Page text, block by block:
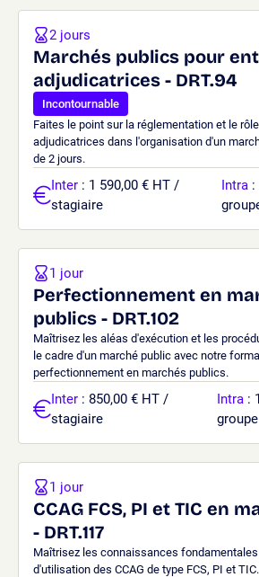
Marchés publics pour
adjudicatrices - DRT.94
Incontournable
Faites le point sur la réglementation et le
adjudicatrices dans l'organisation d'un
de 2 jours.
2 jours
Inter : 1 590,00 € HT /
stagiaire
Intra :
Perfectionnement en
publics - DRT.102
Maîtrisez les aléas d'exécution et les
le cadre d'un marché public avec notre
perfectionnement en marchés publics.
1 jour
Inter : 850,00 € HT /
stagiaire
Intra :
groupe
CCAG FCS, PI et TIC en
- DRT.117
Maîtrisez les connaissances
d'utilisation des CCAG de type FCS, PI et
1 jour